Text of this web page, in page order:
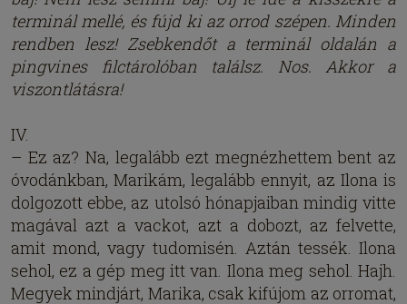
terminál mellé, és fújd ki az orrod szépen. Minden
rendben lesz! Zsebkendőt a terminál oldalán a
pingvines filctárolóban találsz. Nos. Akkor a
viszontlátásra!
IV.
– Ez az? Na, legalább ezt megnézhettem bent az
óvodánkban, Marikám, legalább ennyit, az Ilona is
dolgozott ebbe, az utolsó hónapjaiban mindig vitte
magával azt a vackot, azt a dobozt, az felvette,
amit mond, vagy tudomisén. Aztán tessék. Ilona
sehol, ez a gép meg itt van. Ilona meg sehol. Hajh.
Megyek mindjárt, Marika, csak kifújom az orromat,